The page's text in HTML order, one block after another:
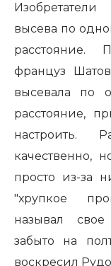
высева по
расстояние.
француз
высевала по
расстояние,
настроить.
качественно,
просто из-за
"хрупкое
называл
забыто на
воскресил